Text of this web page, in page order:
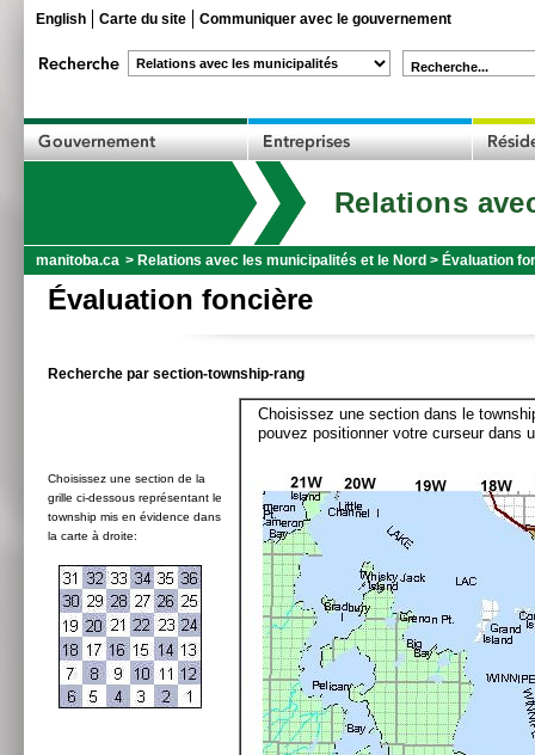
English Carte du site Communiquer avec le gouvernement
Recherche...
Relations
manitoba.ca > Relations avec les municipalités et le Nord > Évaluation
Évaluation foncière
Recherche par section-township-rang
Choisissez une section de la
grille ci-dessous représentant le
township mis en évidence dans
la carte à droite:
Choisissez une section dans le
pouvez positionner votre curseur dans